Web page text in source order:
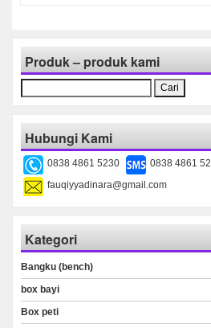
Produk – produk kami
untuk:
Hubungi Kami
0838 4861 5230 0838 4861
fauqiyyadinara@gmail.com
Kategori
Bangku (bench)
box bayi
Box peti